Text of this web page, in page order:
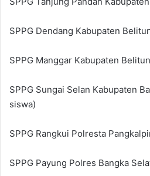
SPPG Dendang Kabupaten
SPPG Manggar Kabupaten
SPPG Sungai Selan Kabupaten
siswa)
SPPG Rangkui Polresta
SPPG Payung Polres Bangka